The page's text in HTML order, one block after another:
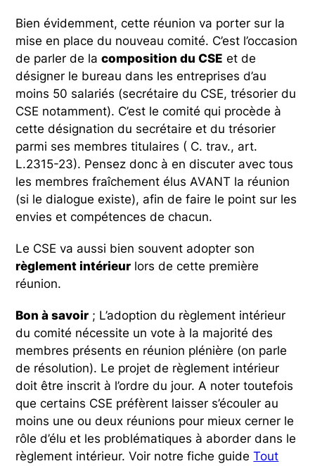
Bien évidemment, cette réunion va porter sur la
mise en place du nouveau comité. C’est l’occasion
de parler de lacomposition du CSE et de
désigner le bureau dans les entreprises d’au
moins 50 salariés (secrétaire du CSE, trésorier du
CSE notamment). C’est le comité qui procède à
cette désignation du secrétaire et du trésorier
parmi ses membres titulaires ( C. trav., art.
L.2315-23). Pensez donc à en discuter avec tous
les membres fraîchement élus AVANT la réunion
(si le dialogue existe), afin de faire le point sur les
envies et compétences de chacun.
Le CSE va aussi bien souvent adopter son
règlement intérieur lors de cette première
réunion.
Bon à savoir ; L’adoption du règlement intérieur
du comité nécessite un vote à la majorité des
membres présents en réunion plénière (on parle
de résolution). Le projet de règlement intérieur
doit être inscrit à l’ordre du jour. A noter toutefois
que certains CSE préfèrent laisser s’écouler au
moins une ou deux réunions pour mieux cerner le
rôle d’élu et les problématiques à aborder dans le
règlement intérieur. Voir notre fiche guideTout